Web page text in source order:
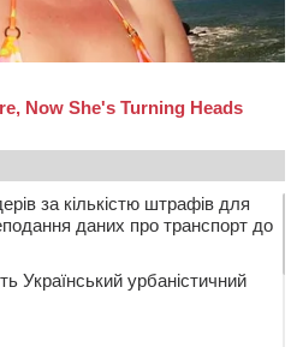
за кількістю штрафів для
даних про транспорт до
Український урбаністичний